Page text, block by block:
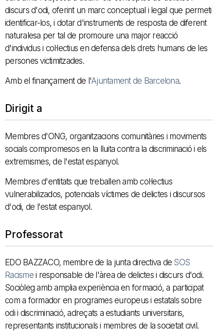
discurs d'odi, oferint un marc conceptual i legal que permeti
identificar-los, i dotar d'instruments de resposta de diferent
naturalesa per tal de promoure una major reacció
d'individus i col·lectius en defensa dels drets humans de les
persones victimitzades.
Amb el finançament de l'Ajuntament de Barcelona.
Dirigit a
Membres d'ONG, organitzacions comunitàries i moviments
socials compromesos en la lluita contra la discriminació i els
extremismes, de l'estat espanyol.
Membres d'entitats que treballen amb col·lectius
vulnerabilizados, potencials víctimes de delictes i discursos
d'odi, de l'estat espanyol.
Professorat
EDO BAZZACO, membre de la junta directiva de SOS
Racismei responsable de l'àrea de delictes i discurs d'odi.
Sociòleg amb amplia experiència en formació, a participat
com a formador en programes europeus i estatals sobre
odi i discriminació, adreçats a estudiants universitaris,
representants institucionals i membres de la societat civil.